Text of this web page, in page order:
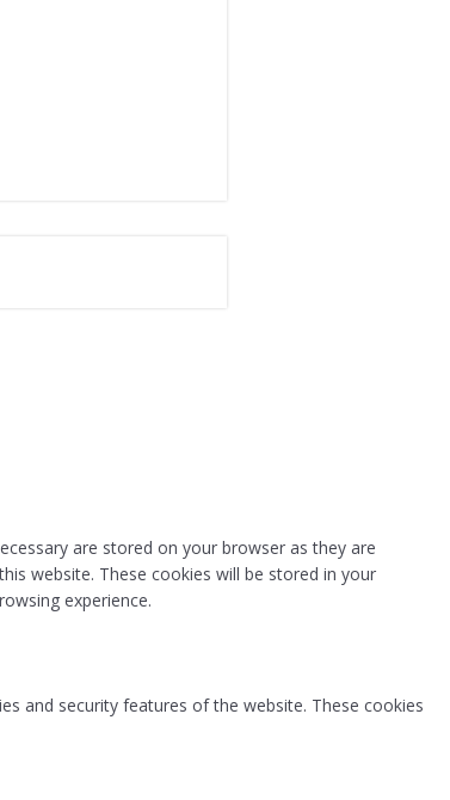
are stored on your browser as they are
website. These cookies will be stored in your
experience.
and security features of the website. These cookies